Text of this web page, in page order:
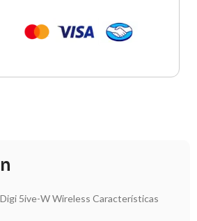
5ive-W Wireless Características